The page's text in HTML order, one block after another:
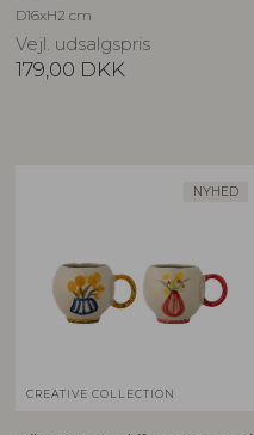
D16xH2 cm
Vejl. udsalgspris
179,00 DKK
NYHED
CREATIVE COLLECTION